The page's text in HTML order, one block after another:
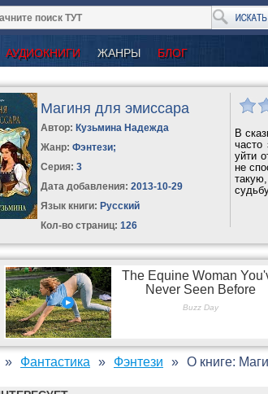
АУДИОКНИГИ ЖАНРЫ БЛОГ
Магиня для эмиссара
Автор: Кузьмина Надежда
Жанр: Фэнтези;
Серия:3
Дата добавления: 2013-10-29
Язык книги: Русский
Кол-во страниц: 126
В
часто
уйти
не
Фантастика Фэнтези О книге: